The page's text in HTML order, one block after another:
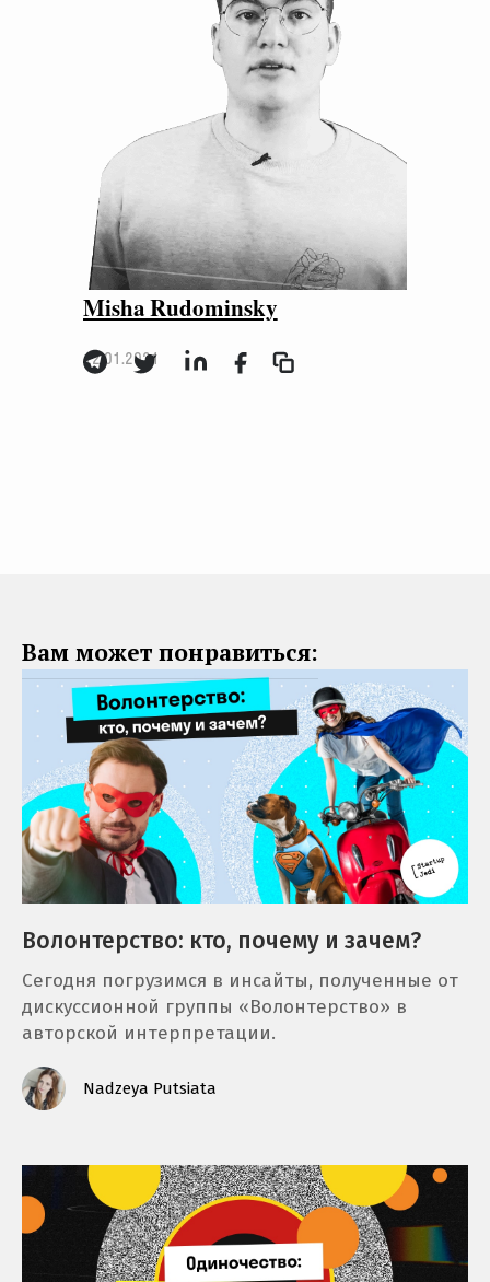
Misha Rudominsky
12.01.2021
Вам может понравиться:
Волонтерство: кто, почему и зачем?
Сегодня погрузимся в инсайты, полученные от
дискуссионной группы «Волонтерство» в
авторской интерпретации.
Nadzeya Putsiata